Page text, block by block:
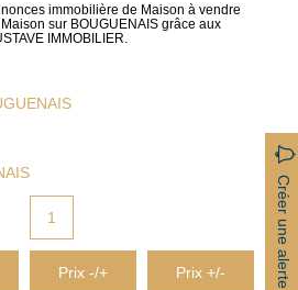
Notre Équipe
CONTACT
immobilière de Maison à vendre
sur BOUGUENAIS grâce aux
IMMOBILIER.
Créer une alerte
1
Prix -/+ Prix +/-